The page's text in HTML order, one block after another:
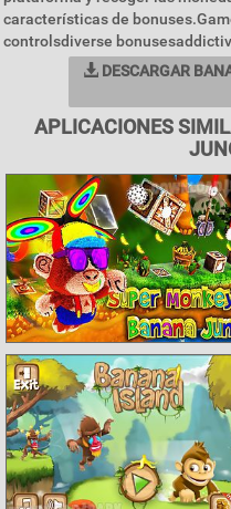
características de
controlsdiverse
DESCARGAR
APLICACIONES